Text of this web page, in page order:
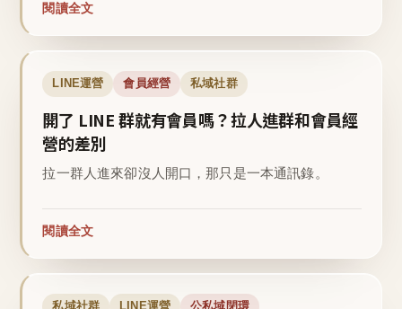
閱讀全文
LINE運營 會員經營 私域社群
開了 LINE 群就有會員嗎？拉人進群和會員經
營的差別
拉一群人進來卻沒人開口，那只是一本通訊錄。
閱讀全文